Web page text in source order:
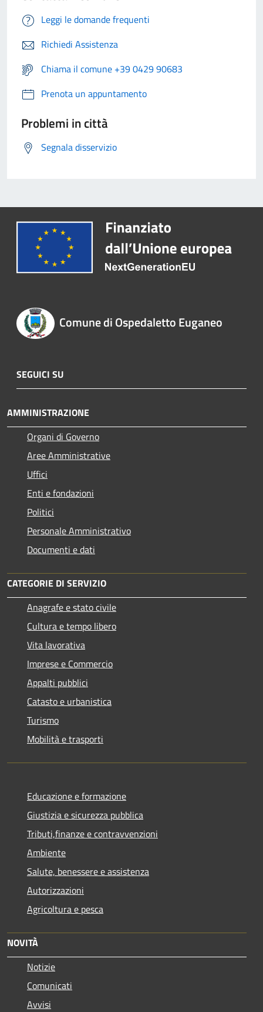
Leggi le domande frequenti
Richiedi Assistenza
Chiama il comune +39 0429 90683
Prenota un appuntamento
Problemi in città
Segnala disservizio
Comune di Ospedaletto Euganeo
SEGUICI SU
AMMINISTRAZIONE
Organi di Governo
Aree Amministrative
Uffici
Enti e fondazioni
Politici
Personale Amministrativo
Documenti e dati
CATEGORIE DI SERVIZIO
Anagrafe e stato civile
Cultura e tempo libero
Vita lavorativa
Imprese e Commercio
Appalti pubblici
Catasto e urbanistica
Turismo
Mobilità e trasporti
Educazione e formazione
Giustizia e sicurezza pubblica
Tributi,finanze e contravvenzioni
Ambiente
Salute, benessere e assistenza
Autorizzazioni
Agricoltura e pesca
NOVITÀ
Notizie
Comunicati
Avvisi